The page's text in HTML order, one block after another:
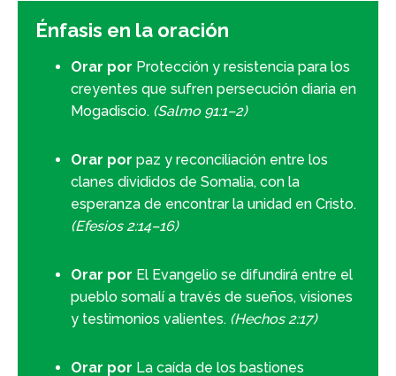
Énfasis en la oración
Orar por Protección y resistencia para los
creyentes que sufren persecución diaria en
Mogadiscio. (Salmo 91:1–2)
Orar por paz y reconciliación entre los
clanes divididos de Somalia, con la
esperanza de encontrar la unidad en Cristo.
(Efesios 2:14–16)
Orar por El Evangelio se difundirá entre el
pueblo somalí a través de sueños, visiones
y testimonios valientes. (Hechos 2:17)
Orar por La caída de los bastiones